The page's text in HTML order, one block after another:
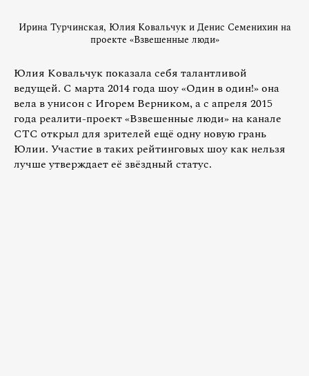
Ирина Турчинская, Юлия Ковальчук и Денис Семенихин на
проекте «Взвешенные люди»
Юлия Ковальчук показала себя талантливой
ведущей. С марта 2014 года шоу «Один в один!» она
вела в унисон с Игорем Верником, а с апреля 2015
года реалити-проект «Взвешенные люди» на канале
СТС открыл для зрителей ещё одну новую грань
Юлии. Участие в таких рейтинговых шоу как нельзя
лучше утверждает её звёздный статус.